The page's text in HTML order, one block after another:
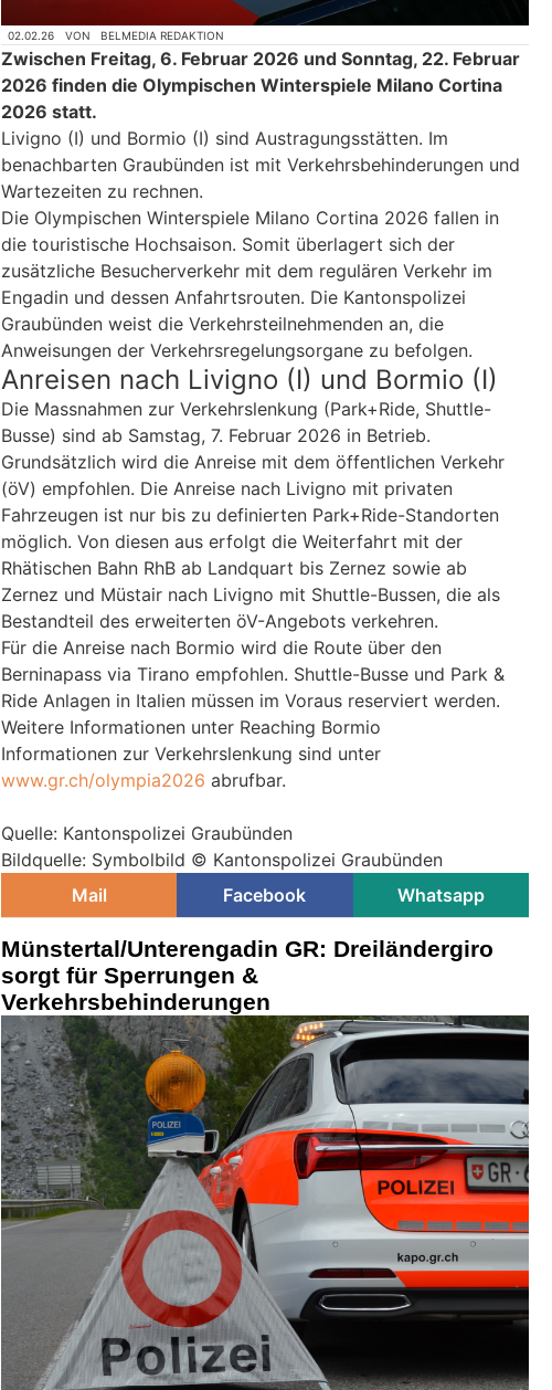
02.02.26 VON BELMEDIA REDAKTION
Zwischen Freitag, 6. Februar 2026 und Sonntag, 22. Februar
2026 finden die Olympischen Winterspiele Milano Cortina
2026 statt.
Livigno (I) und Bormio (I) sind Austragungsstätten. Im
benachbarten Graubünden ist mit Verkehrsbehinderungen und
Wartezeiten zu rechnen.
Die Olympischen Winterspiele Milano Cortina 2026 fallen in
die touristische Hochsaison. Somit überlagert sich der
zusätzliche Besucherverkehr mit dem regulären Verkehr im
Engadin und dessen Anfahrtsrouten. Die Kantonspolizei
Graubünden weist die Verkehrsteilnehmenden an, die
Anweisungen der Verkehrsregelungsorgane zu befolgen.
Anreisen nach Livigno (I) und Bormio (I)
Die Massnahmen zur Verkehrslenkung (Park+Ride, Shuttle-
Busse) sind ab Samstag, 7. Februar 2026 in Betrieb.
Grundsätzlich wird die Anreise mit dem öffentlichen Verkehr
(öV) empfohlen. Die Anreise nach Livigno mit privaten
Fahrzeugen ist nur bis zu definierten Park+Ride-Standorten
möglich. Von diesen aus erfolgt die Weiterfahrt mit der
Rhätischen Bahn RhB ab Landquart bis Zernez sowie ab
Zernez und Müstair nach Livigno mit Shuttle-Bussen, die als
Bestandteil des erweiterten öV-Angebots verkehren.
Für die Anreise nach Bormio wird die Route über den
Berninapass via Tirano empfohlen. Shuttle-Busse und Park &
Ride Anlagen in Italien müssen im Voraus reserviert werden.
Weitere Informationen unter Reaching Bormio
Informationen zur Verkehrslenkung sind unter
www.gr.ch/olympia2026 abrufbar.
Quelle: Kantonspolizei Graubünden
Bildquelle: Symbolbild © Kantonspolizei Graubünden
Mail
Facebook Whatsapp
Münstertal/Unterengadin GR: Dreiländergiro
sorgt für Sperrungen &
Verkehrsbehinderungen